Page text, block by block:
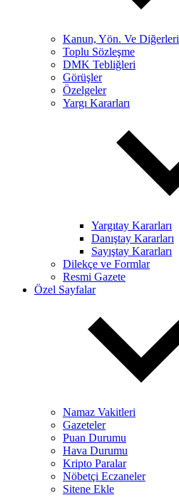
Kanun, Yön. Ve Diğerleri
Toplu Sözleşme
DMK Tebliğleri
Görüşler
Özelgeler
Yargı Kararları
Yargıtay Kararları
Danıştay Kararları
Sayıştay Kararları
Dilekçe ve Formlar
Resmi Gazete
Özel Sayfalar
Namaz Vakitleri
Gazeteler
Puan Durumu
Hava Durumu
Kripto Paralar
Nöbetçi Eczaneler
Sitene Ekle